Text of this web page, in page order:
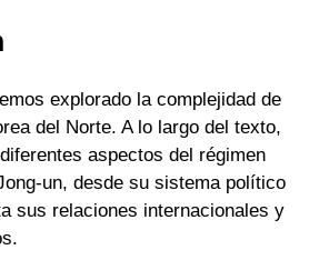
explorado la complejidad de
del Norte. A lo largo del texto,
aspectos del régimen
un, desde su sistema político
sus relaciones internacionales y